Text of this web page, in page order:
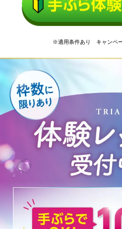
※適用条件あり キャンペ